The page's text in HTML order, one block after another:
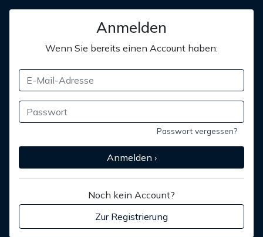
Anmelden
Wenn Sie bereits einen Account haben:
Passwort vergessen?
Anmelden ›
Noch kein Account?
Zur Registrierung